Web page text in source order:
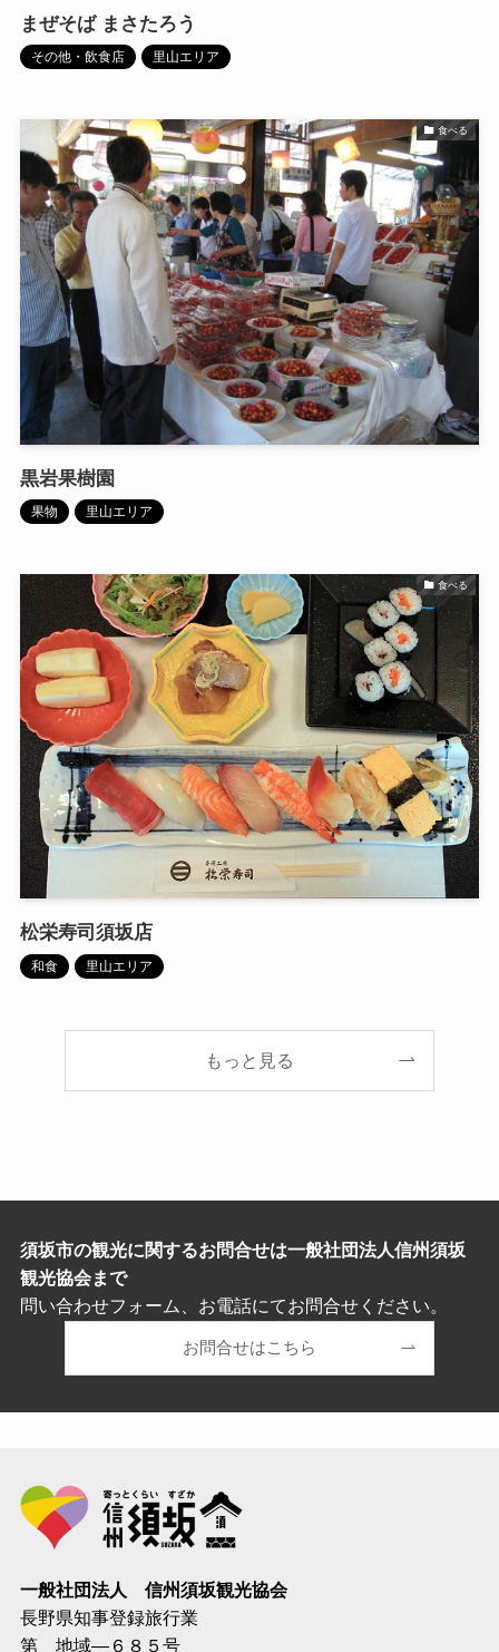
まぜそば まさたろう
その他・飲食店 里山エリア
食べる
黒岩果樹園
果物 里山エリア
食べる
松栄寿司須坂店
和食 里山エリア
もっと見る
須坂市の観光に関するお問合せは一般社団法人信州須坂
観光協会まで
問い合わせフォーム、お電話にてお問合せください。
お問合せはこちら
一般社団法人 信州須坂観光協会
長野県知事登録旅行業
第 地域―６８５号